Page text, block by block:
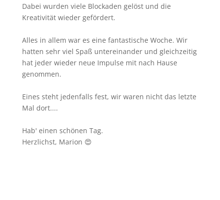
Dabei wurden viele Blockaden gelöst und die
Kreativität wieder gefördert.
Alles in allem war es eine fantastische Woche. Wir
hatten sehr viel Spaß untereinander und gleichzeitig
hat jeder wieder neue Impulse mit nach Hause
genommen.
Eines steht jedenfalls fest, wir waren nicht das letzte
Mal dort....
Hab' einen schönen Tag.
Herzlichst, Marion 😍